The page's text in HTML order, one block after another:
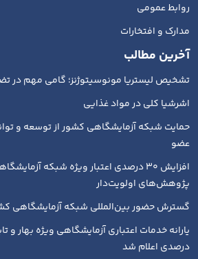
روابط عمومی
مدارک و افتخارات
آخرین مطالب
تشخیص لیستریا مونوسیتوژنز؛ گامی مهم در
اشرشیا کلی در مواد غذایی
حمایت شبکه آزمایشگاهی کشور از توسعه و
عضو
افزایش ۳۰ درصدی اعتبار ویژه شبکه
پژوهش‌های اولویت‌دار
گسترش حضور بین‌المللی شبکه آزمایشگاهی
درصدی اعلام شد